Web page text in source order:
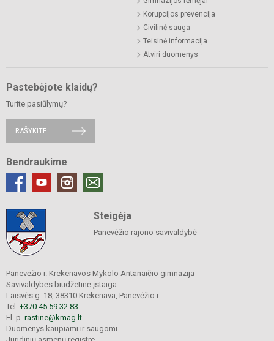
Korupcijos prevencija
Civilinė sauga
Teisinė informacija
Atviri duomenys
Pastebėjote klaidų?
Turite pasiūlymų?
RAŠYKITE
Bendraukime
Steigėja
Panevėžio rajono savivaldybė
Panevėžio r. Krekenavos Mykolo Antanaičio gimnazija
Savivaldybės biudžetinė įstaiga
Laisvės g. 18, 38310 Krekenava, Panevėžio r.
Tel. +370 45 59 32 83
El. p. rastine@kmag.lt
Duomenys kaupiami ir saugomi